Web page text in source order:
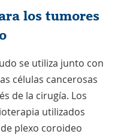
los tumores
se utiliza junto con
células cancerosas
de la cirugía. Los
utilizados
plexo coroideo